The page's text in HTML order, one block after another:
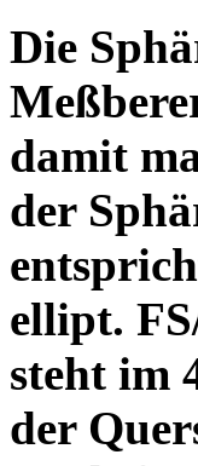
Die
damit
der
ellipt.
steht im
der